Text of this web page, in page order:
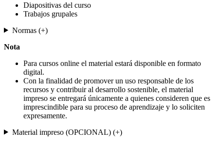
Diapositivas del curso
Trabajos grupales
Normas (+)
Nota
Para cursos online el material estará disponible en formato
digital.
Con la finalidad de promover un uso responsable de los
recursos y contribuir al desarrollo sostenible, el material
impreso se entregará únicamente a quienes consideren que es
imprescindible para su proceso de aprendizaje y lo soliciten
expresamente.
Material impreso (OPCIONAL) (+)